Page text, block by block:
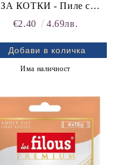
ЗА КОТКИ - Пиле с
Патица 4х15 г
€2.40 4.69лв.
Има наличност